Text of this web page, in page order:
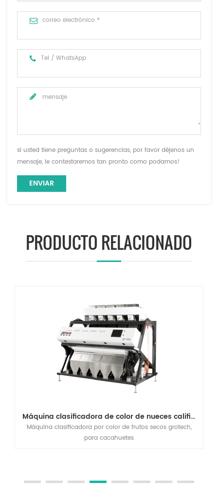
si usted tiene preguntas o sugerencias, por favor déjenos un
mensaje, le contestaremos tan pronto como podamos!
PRODUCTO RELACIONADO
Máquina clasificadora de color de nueces calificadas por ce
Máquina clasificadora por color de frutos secos grotech,
para cacahuetes